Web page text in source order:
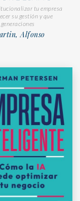
tu empresa
su gestión y que
Alfonso